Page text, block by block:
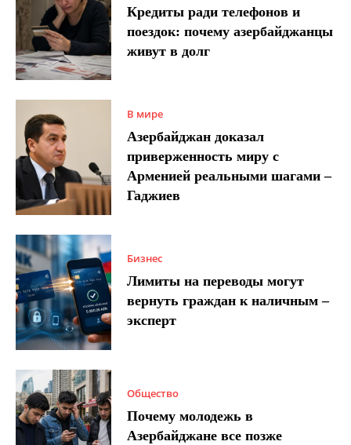
Кредиты ради телефонов и
поездок: почему азербайджанцы
живут в долг
В мире
Азербайджан доказал
приверженность миру с
Арменией реальными шагами –
Гаджиев
Бизнес
Лимиты на переводы могут
вернуть граждан к наличным –
эксперт
Общество
Почему молодежь в
Азербайджане все позже